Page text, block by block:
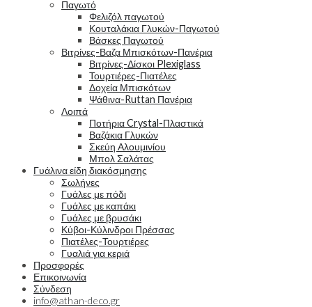
Παγωτό
Φελιζόλ παγωτού
Κουταλάκια Γλυκών-Παγωτού
Βάσκες Παγωτού
Βιτρίνες-Βαζα Μπισκότων-Πανέρια
Βιτρίνες-Δίσκοι Plexiglass
Τουρτιέρες-Πιατέλες
Δοχεία Μπισκότων
Ψάθινα-Ruttan Πανέρια
Λοιπά
Ποτήρια Crystal-Πλαστικά
Βαζάκια Γλυκών
Σκεύη Αλουμινίου
Μπολ Σαλάτας
Γυάλινα είδη διακόσμησης
Σωλήνες
Γυάλες με πόδι
Γυάλες με καπάκι
Γυάλες με βρυσάκι
Κύβοι-Κύλινδροι Πρέσσας
Πιατέλες-Τουρτιέρες
Γυαλιά για κεριά
Προσφορές
Επικοινωνία
Σύνδεση
info@athan-deco.gr